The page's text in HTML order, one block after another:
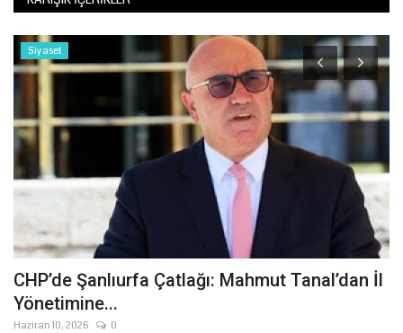
Siyaset
CHP’de Şanlıurfa Çatlağı: Mahmut Tanal’dan İl
Yönetimine...
Haziran 10, 2026 0